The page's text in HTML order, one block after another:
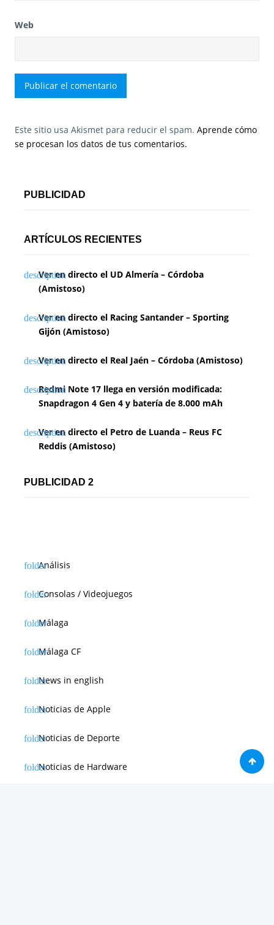
Web
Este sitio usa Akismet para reducir el spam. Aprende cómo
se procesan los datos de tus comentarios.
PUBLICIDAD
ARTÍCULOS RECIENTES
Ver en directo el UD Almería – Córdoba
(Amistoso)
Ver en directo el Racing Santander – Sporting
Gijón (Amistoso)
Ver en directo el Real Jaén – Córdoba (Amistoso)
Redmi Note 17 llega en versión modificada:
Snapdragon 4 Gen 4 y batería de 8.000 mAh
Ver en directo el Petro de Luanda – Reus FC
Reddis (Amistoso)
PUBLICIDAD 2
Análisis
Consolas / Videojuegos
Málaga
Málaga CF
News in english
Noticias de Apple
Noticias de Deporte
Noticias de Hardware